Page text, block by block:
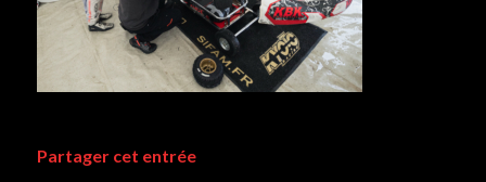
Partager cet entrée